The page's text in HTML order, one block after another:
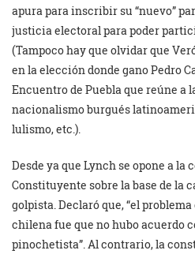
apura para inscribir su “nuevo”
justicia electoral para poder
(Tampoco hay que olvidar que
en la elección donde gano Pedro
Encuentro de Puebla que reúne a
nacionalismo burgués
lulismo, etc.).
Desde ya que Lynch se opone a la
Constituyente sobre la base de la
golpista. Declaró que, “el
chilena fue que no hubo acuerdo
pinochetista”. Al contrario, la